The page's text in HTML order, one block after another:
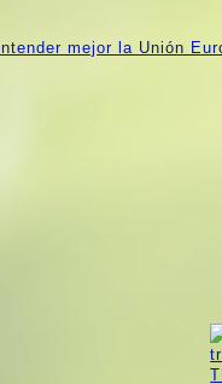
mejor la Unión